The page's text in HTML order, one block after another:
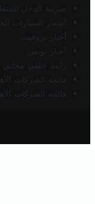
ضريبة الدخل
أسعار السيارات
أخبار تروفيت
أخبار تونس
رابط خلفي مجاني
قائمة الشركات
قائمة الشركات